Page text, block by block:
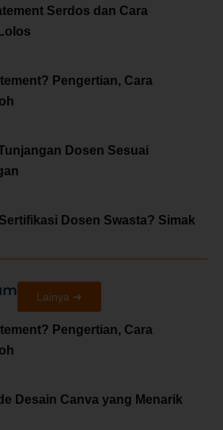
Serdos dan Cara
Pengertian, Cara
Dosen Sesuai
Dosen Swasta? Simak
Lainya ➜
Pengertian, Cara
Desain Canva yang Menarik